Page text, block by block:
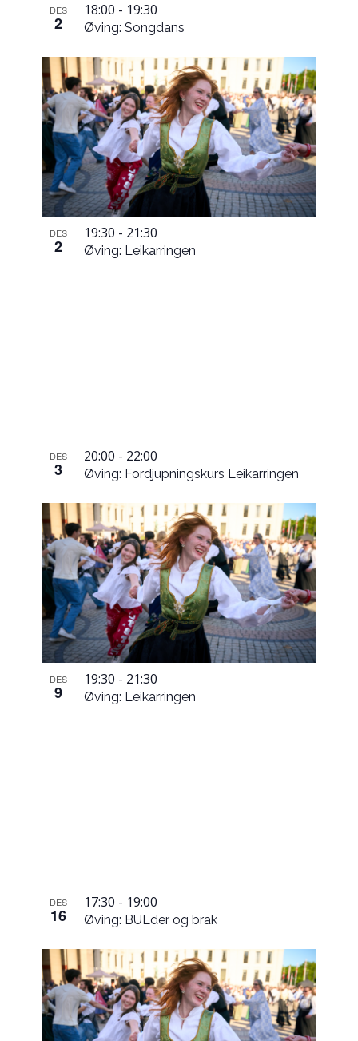
DES
2 Øving: Songdans
18:00 - 19:30
DES
2 Øving: Leikarringen
19:30 - 21:30
DES
3 Øving: Fordjupningskurs Leikarringen
20:00 - 22:00
DES
9 Øving: Leikarringen
19:30 - 21:30
DES
16 Øving: BULder og brak
17:30 - 19:00